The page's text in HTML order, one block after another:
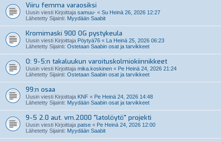
Viiru femma varaosiksi
Uusin viesti Kirjoittaja samuu- « Su Heinä 26, 2026 12:27
Lähetetty Sijainti: Myydään Saabit
Kromimaski 900 OG pystykeula
Uusin viesti Kirjoittaja Pöytyä76 « La Heinä 25, 2026 06:23
Lähetetty Sijainti: Ostetaan Saabin osat ja tarvikkeet
O: 9-5:n takaluukun varoituskolmiokiinnikkeet
Uusin viesti Kirjoittaja mika.koskinen « Pe Heinä 24, 2026 21:24
Lähetetty Sijainti: Ostetaan Saabin osat ja tarvikkeet
99:n osaa
Uusin viesti Kirjoittaja KNF « Pe Heinä 24, 2026 14:48
Lähetetty Sijainti: Myydään Saabin osat ja tarvikkeet
9-5 2.0 aut. vm.2000 "latolöytö" projekti
Uusin viesti Kirjoittaja patse « Pe Heinä 24, 2026 12:00
Lähetetty Sijainti: Myydään Saabit